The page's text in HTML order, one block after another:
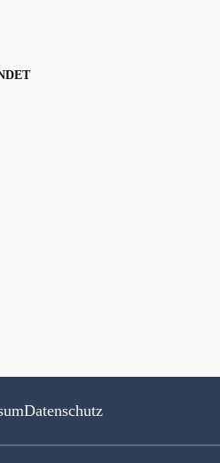
Datenschutz